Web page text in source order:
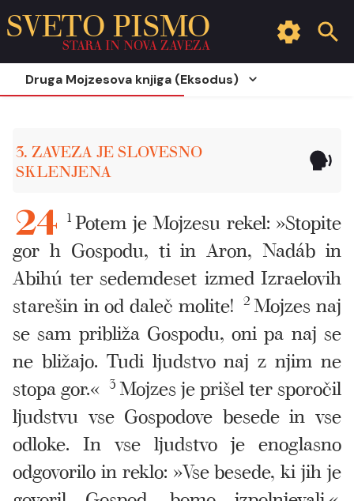
SVETO PISMO
STARA IN NOVA ZAVEZA
Druga Mojzesova knjiga (Eksodus)
3. ZAVEZA JE SLOVESNO
SKLENJENA
24 1 Potem je Mojzesu rekel: »Stopite
gor h Gospodu, ti in Aron, Nadáb in
Abihú ter sedemdeset izmed Izraelovih
starešin in od daleč molite! 2Mojzes naj
se sam približa Gospodu, oni pa naj se
ne bližajo. Tudi ljudstvo naj z njim ne
stopa gor.« 3 Mojzes je prišel ter sporočil
ljudstvu vse Gospodove besede in vse
odloke. In vse ljudstvo je enoglasno
odgovorilo in reklo: »Vse besede, ki jih je